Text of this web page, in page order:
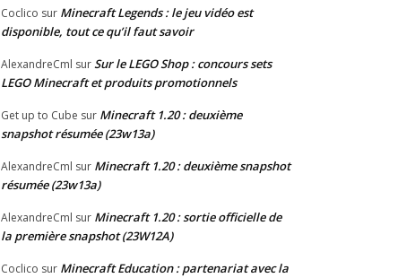
Coclico sur Minecraft Legends : le jeu vidéo est
disponible, tout ce qu’il faut savoir
AlexandreCml surSur le LEGO Shop : concours sets
LEGO Minecraft et produits promotionnels
Get up to Cube sur Minecraft 1.20 : deuxième
snapshot résumée (23w13a)
AlexandreCml sur Minecraft 1.20 : deuxième snapshot
résumée (23w13a)
AlexandreCml sur Minecraft 1.20 : sortie officielle de
la première snapshot (23W12A)
Coclico sur Minecraft Education : partenariat avec la